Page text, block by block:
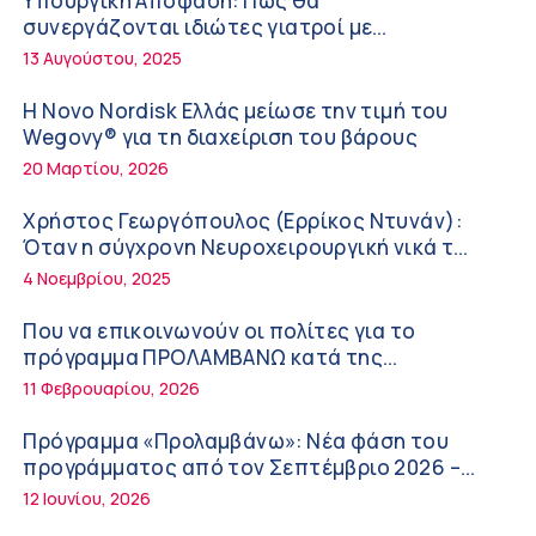
στην υγεία του παιδιού
5:37 πμ
Νικόλαος Παρασκευάς (ΥΓΕΙΑ): Τα
ψηλοτάκουνα παπούτσια εχθρός ή φίλος
των γυναικών;
10:42 πμ
Θεόδωρος Ροκκάς (Ερρίκος Ντυνάν): Η
σημασία των προβιοτικών στη θεραπεία
του συνδρόμου του ευερέθιστου εντέρου
10:21 πμ
Κωνσταντίνος Μηλεούνης (Metropolitan
Hospital): Καλοκαίρι με ασφάλεια – Πρόληψη,
προστασία και κίνδυνοι
10:11 πμ
Νέα δράση 850.000 ευρώ για τη Δημόσια
Υγεία στην Κρήτη – Έμφαση στις
απομακρυσμένες, ορεινές και δυσπρόσιτες
περιοχές
9:21 πμ
συνεργάζονται ιδιώτες γιατροί με
νοσοκομεία του δημοσίου συστήματος
13 Αυγούστου, 2025
Η Novo Nordisk Ελλάς μείωσε την τιμή του
Wegovy® για τη διαχείριση του βάρους
20 Μαρτίου, 2026
Χρήστος Γεωργόπουλος (Ερρίκος Ντυνάν):
Όταν η σύγχρονη Νευροχειρουργική νικά το
φόβο!
4 Νοεμβρίου, 2025
Που να επικοινωνούν οι πολίτες για το
πρόγραμμα ΠΡΟΛΑΜΒΑΝΩ κατά της
παχυσαρκίας
11 Φεβρουαρίου, 2026
Πρόγραμμα «Προλαμβάνω»: Νέα φάση του
προγράμματος από τον Σεπτέμβριο 2026 –
Δωρεάν προληπτικές εξετάσεις έως το 2030
12 Ιουνίου, 2026